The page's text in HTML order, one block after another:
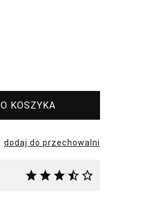
KOSZYKA
dodaj do przechowalni